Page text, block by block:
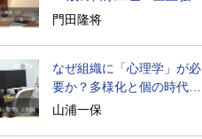
の翻訳
門田隆将
なぜ組織に「心理学」が必
要か？多様化と個の時代の
処方箋
山浦一保